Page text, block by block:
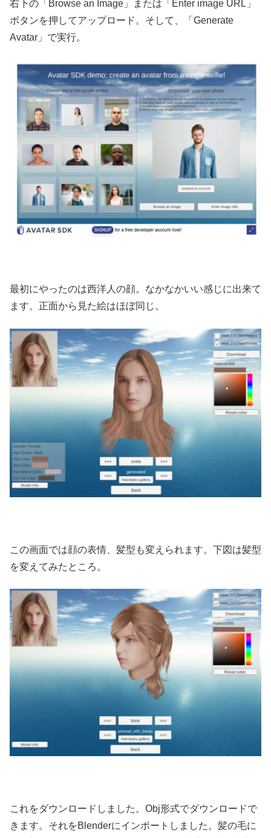
右下の「Browse an Image」または「Enter image URL」
ボタンを押してアップロード。そして、「Generate
Avatar」で実行。
最初にやったのは西洋人の顔。なかなかいい感じに出来て
ます。正面から見た絵はほぼ同じ。
この画面では顔の表情、髪型も変えられます。下図は髪型
を変えてみたところ。
これをダウンロードしました。Obj形式でダウンロードで
きます。それをBlenderにインポートしました。髪の毛に